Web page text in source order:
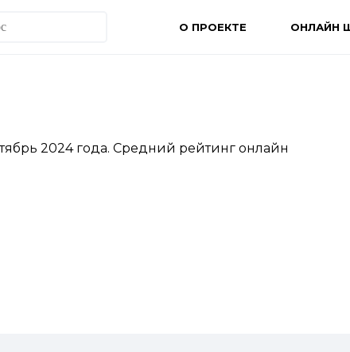
О ПРОЕКТЕ ОНЛАЙН
2024 года. Средний рейтинг онлайн